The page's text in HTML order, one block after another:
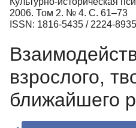
Регистрация
2006. Том 2. № 4. С. 61–73
ISSN: 1816-5435 / 2224-
взрослого,
ближайшего